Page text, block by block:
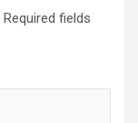
Required fields